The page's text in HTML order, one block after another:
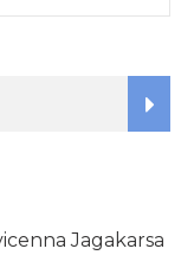
Jagakarsa